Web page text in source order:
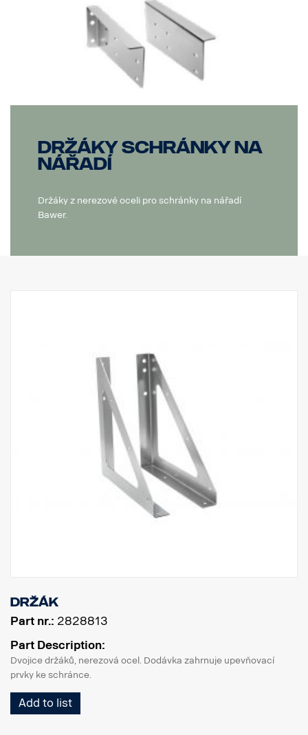
Držáky schránky na
nářadí
Držáky z nerezové oceli pro schránky na nářadí
Bawer.
Držák
Part nr.: 2828813
Part Description:
Dvojice držáků, nerezová ocel. Dodávka zahrnuje upevňovací
prvky ke schránce.
Add to list